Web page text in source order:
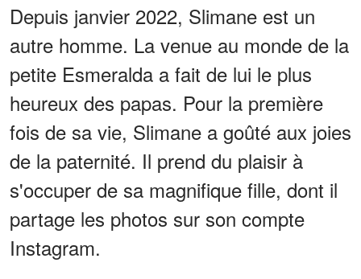
Depuis janvier 2022, Slimane est un
autre homme. La venue au monde de la
petite Esmeralda a fait de lui le plus
heureux des papas. Pour la première
fois de sa vie, Slimane a goûté aux joies
de la paternité. Il prend du plaisir à
s'occuper de sa magnifique fille, dont il
partage les photos sur son compte
Instagram.